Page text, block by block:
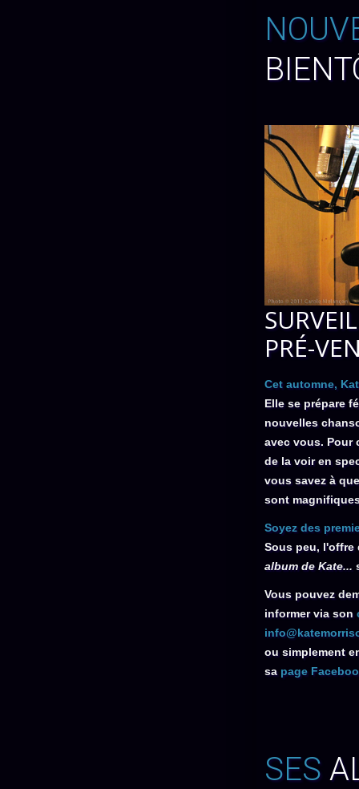
PRÉ-
Cet automne,
Elle se prépare
nouvelles
avec vous. Pour
de la voir en
vous savez à
sont
Soyez des
Sous peu,
album de Kate...
Vous pouvez
informer via son
ou simplement
sa page
SES